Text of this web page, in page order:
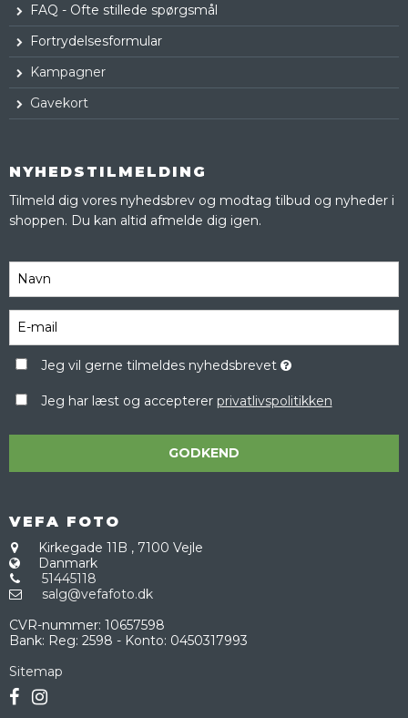
FAQ - Ofte stillede spørgsmål
Fortrydelsesformular
Kampagner
Gavekort
NYHEDSTILMELDING
Tilmeld dig vores nyhedsbrev og modtag tilbud og nyheder i
shoppen. Du kan altid afmelde dig igen.
Jeg vil gerne tilmeldes nyhedsbrevet
Jeg har læst og accepterer privatlivspolitikken
GODKEND
VEFA FOTO
Kirkegade 11B , 7100 Vejle
Danmark
51445118
salg@vefafoto.dk
CVR-nummer: 10657598
Bank: Reg: 2598 - Konto: 0450317993
Sitemap